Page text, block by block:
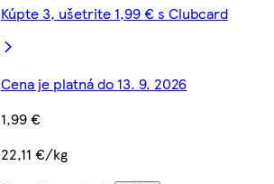
Kúpte 3, ušetrite 1,99 € s Clubcard
Cena je platná do 13. 9. 2026
1,99 €
22,11 €/kg